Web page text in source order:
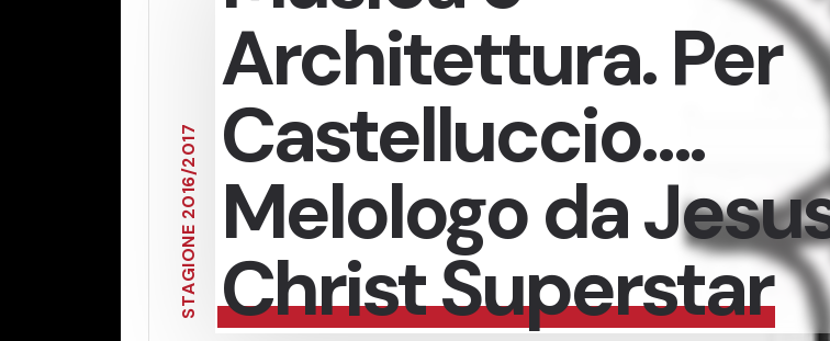
S
T
A
G
I
O
N
E
2
0
1
6
/
2
0
1
7
Architettura. Per
Castelluccio….
Melologo da
Christ Superstar